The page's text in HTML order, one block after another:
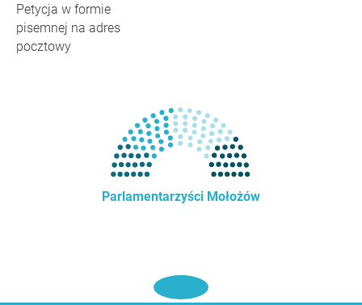
Petycja w formie
pisemnej na adres
pocztowy
Parlamentarzyści Mołożów